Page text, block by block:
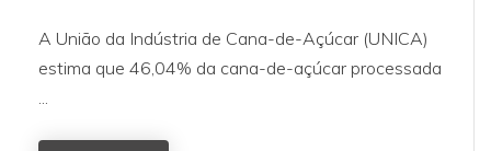
A União da Indústria de Cana-de-Açúcar (UNICA)
estima que 46,04% da cana-de-açúcar processada
...